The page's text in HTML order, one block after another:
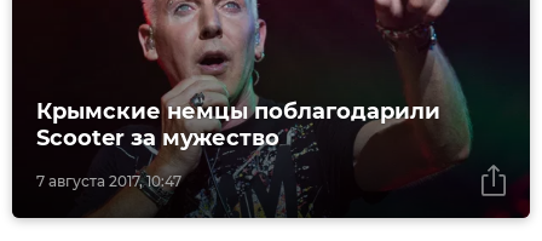
7 августа 2017, 10:47
Крымские немцы поблагодарили
Scooter за мужество